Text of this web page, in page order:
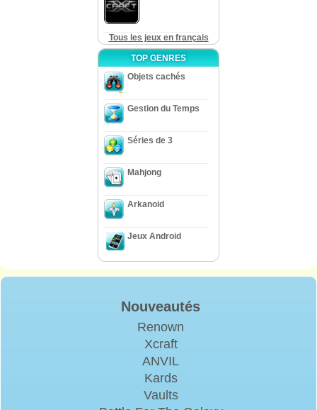
Tous les jeux en français
TOP GENRES
Objets cachés
Gestion du Temps
Séries de 3
Mahjong
Arkanoid
Jeux Android
Nouveautés
Renown
Xcraft
ANVIL
Kards
Vaults